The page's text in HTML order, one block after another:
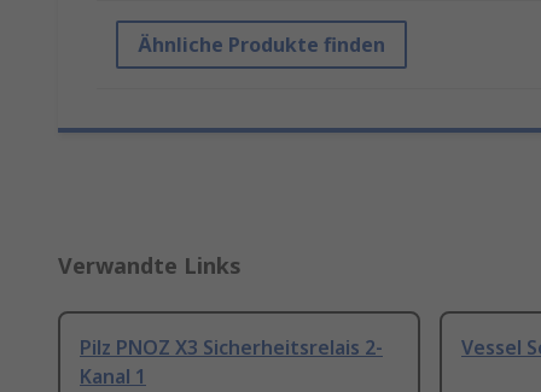
Ähnliche Produkte finden
Verwandte Links
Pilz PNOZ X3 Sicherheitsrelais 2-
Kanal 1
Vessel